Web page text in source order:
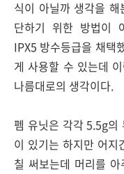
식이 아닐까 생각을
단하기 위한 방법이
IPX5 방수등급을 채택
게 사용할 수 있는데
나름대로의 생각이다.
펨 유닛은 각각 5.5g의
이 있기는 하지만 어지
칠 써보는데 머리를